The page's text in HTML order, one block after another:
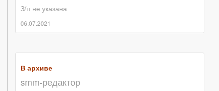
З/п не указана
06.07.2021
В архиве
smm-редактор